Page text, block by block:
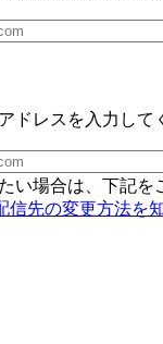
ドレスを入力して
い場合は、下記を
信先の変更方法を